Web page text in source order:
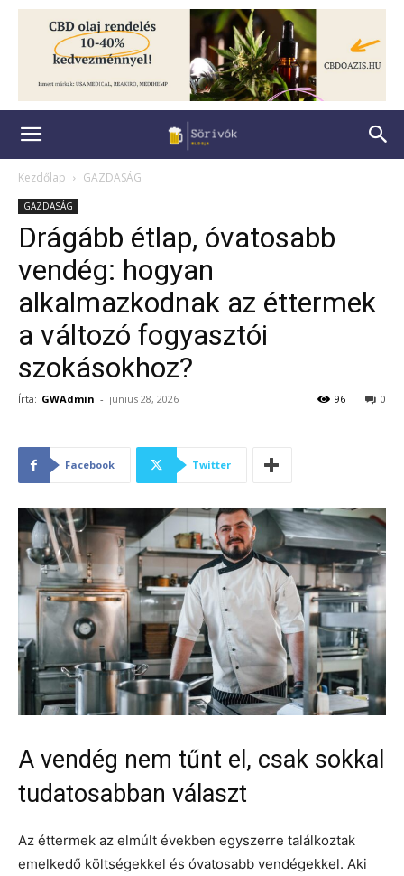
Kezdőlap GAZDASÁG
GAZDASÁG
Drágább étlap, óvatosabb
vendég: hogyan
alkalmazkodnak az éttermek
a változó fogyasztói
szokásokhoz?
Írta: GWAdmin - június 28, 2026 0
96
Facebook Twitter
A vendég nem tűnt el, csak sokkal
tudatosabban választ
Az éttermek az elmúlt években egyszerre találkoztak
emelkedő költségekkel és óvatosabb vendégekkel. Aki